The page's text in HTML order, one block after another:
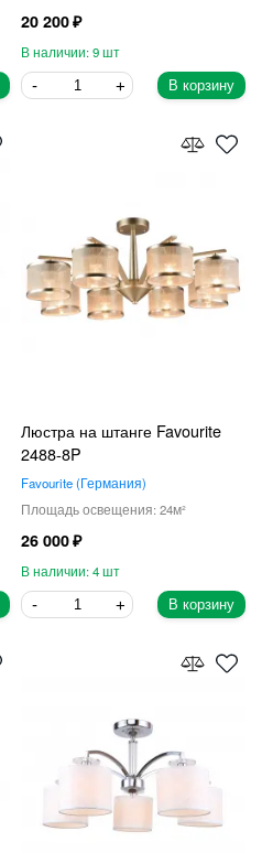
20 200
9
В корзину
Люстра на штанге Favourite
2488-8P
Favourite Германия
24
26 000
4
В корзину